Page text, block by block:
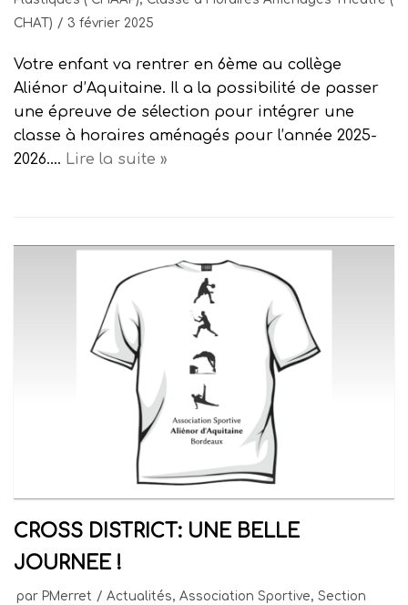
CHAT)
3 février 2025
Votre enfant va rentrer en 6ème au collège
Aliénor d’Aquitaine. Il a la possibilité de passer
une épreuve de sélection pour intégrer une
classe à horaires aménagés pour l’année 2025-
2026.… Lire la suite »
CROSS DISTRICT: UNE BELLE
JOURNEE !
par PMerret Actualités, Association Sportive, Section